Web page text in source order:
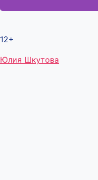
12+
Метки
Юлия Шкутова